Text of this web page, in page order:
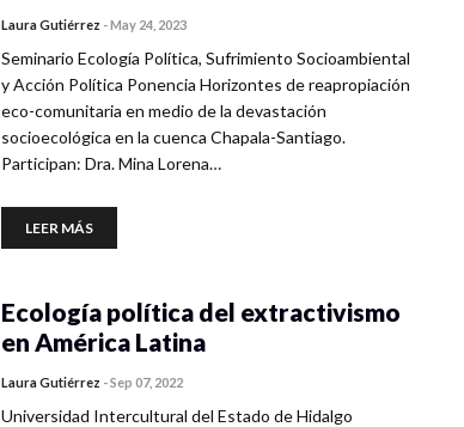
Laura Gutiérrez -May 24, 2023
Seminario Ecología Política, Sufrimiento Socioambiental
y Acción Política Ponencia Horizontes de reapropiación
eco-comunitaria en medio de la devastación
socioecológica en la cuenca Chapala-Santiago.
Participan: Dra. Mina Lorena…
LEER MÁS
Ecología política del extractivismo
en América Latina
Laura Gutiérrez -Sep 07, 2022
Universidad Intercultural del Estado de Hidalgo